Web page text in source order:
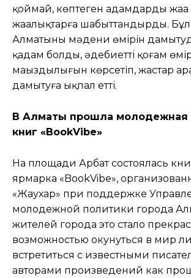
қоймай, көптеген адамдарды
жаңалықтарға шабыттандырды.
Алматының мәдени өмірін
қадам болды, әдебиеттің қоғам
маңыздылығын көрсетіп, жастар
дамытуға ықпал етті.
В Алматы прошла молодежная
книг «BookVibe»
На площади Арбат состоялась
ярмарка «BookVibe»,
«Жаухар» при поддержке
молодежной политики города
жителей города это стало
возможностью окунуться в мир
встретиться с известными
авторами произведений как